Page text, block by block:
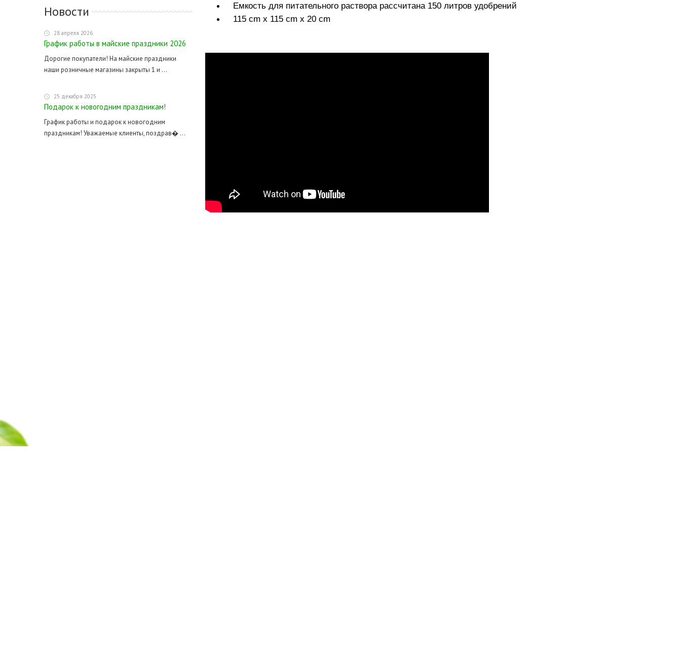
Новости
28 апреля 2026
График работы в майские праздники 2026
Дорогие покупатели! На майские праздники
наши розничные магазины закрыты 1 и ...
25 декабря 2025
Подарок к новогодним праздникам!
График работы и подарок к новогодним
праздникам! Уважаемые клиенты, поздрав� ...
Емкость для питательного раствора рассчитана 150 литров удобрений
115 cm x 115 cm x 20 cm